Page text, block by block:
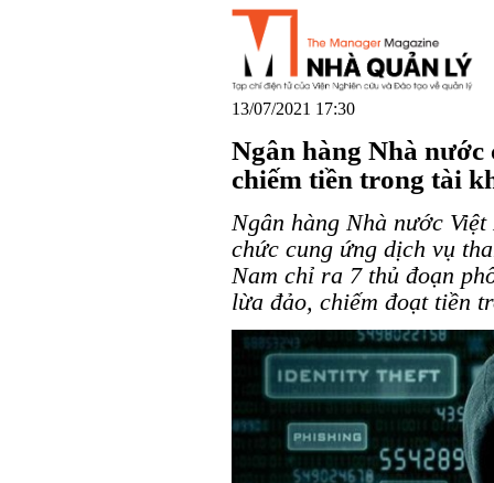
13/07/2021 17:30
Ngân hàng Nhà
chiếm tiền trong tài
Ngân hàng Nhà nước
chức cung ứng dịch vụ
Nam chỉ ra 7 thủ đoạn
lừa đảo, chiếm đoạt tiền